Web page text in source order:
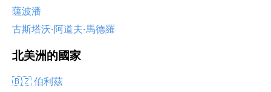
薩波潘
古斯塔沃·阿道夫·馬德羅
北美洲的國家
🇧🇿 伯利茲